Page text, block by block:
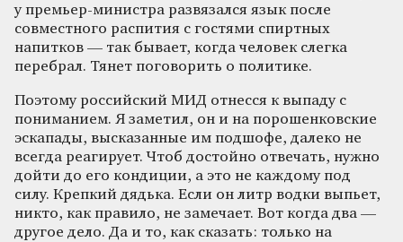
у премьер-министра развязался язык после
совместного распития с гостями спиртных
напитков — так бывает, когда человек слегка
перебрал. Тянет поговорить о политике.
Поэтому российский МИД отнесся к выпаду с
пониманием. Я заметил, он и на порошенковские
эскапады, высказанные им подшофе, далеко не
всегда реагирует. Чтоб достойно отвечать, нужно
дойти до его кондиции, а это не каждому под
силу. Крепкий дядька. Если он литр водки выпьет,
никто, как правило, не замечает. Вот когда два —
другое дело. Да и то, как сказать: только на